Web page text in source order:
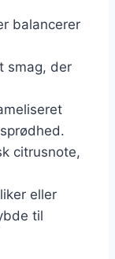
balancerer
smag, der
citrusnote,
eller
til